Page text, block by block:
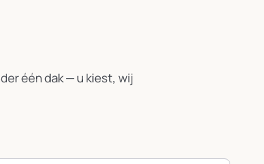
één dak — u kiest, wij